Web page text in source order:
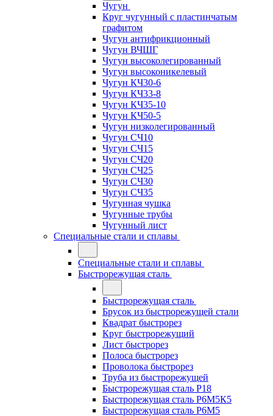
Чугун
Круг чугунный с пластинчатым
графитом
Чугун антифрикционный
Чугун ВЧШГ
Чугун высоколегированный
Чугун высоконикелевый
Чугун КЧ30-6
Чугун КЧ33-8
Чугун КЧ35-10
Чугун КЧ50-5
Чугун низколегированный
Чугун СЧ10
Чугун СЧ15
Чугун СЧ20
Чугун СЧ25
Чугун СЧ30
Чугун СЧ35
Чугунная чушка
Чугунные трубы
Чугунный лист
Специальные стали и сплавы
Специальные стали и сплавы
Быстрорежущая сталь
Быстрорежущая сталь
Брусок из быстрорежущей стали
Квадрат быстрорез
Круг быстрорежущий
Лист быстрорез
Полоса быстрорез
Проволока быстрорез
Труба из быстрорежущей
Быстрорежущая сталь Р18
Быстрорежущая сталь Р6М5К5
Быстрорежущая сталь Р6М5